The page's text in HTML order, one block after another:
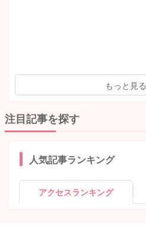
もっと見る
注目記事を探す
人気記事ランキング
アクセスランキング